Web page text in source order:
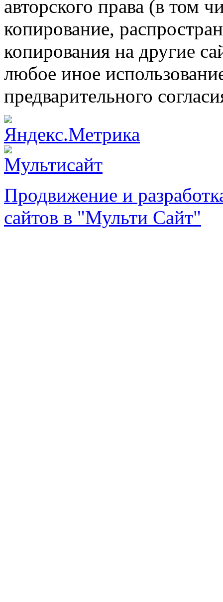
авторского права (в том
копирование,
копирования на другие
любое иное
предварительного
Продвижение и
сайтов в "Мульти Сайт"